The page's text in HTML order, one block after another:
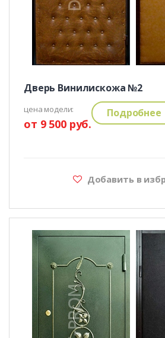
Дверь Винилискожа №2
цена модели:
от 9 500 руб.
Подробнее
Добавить в